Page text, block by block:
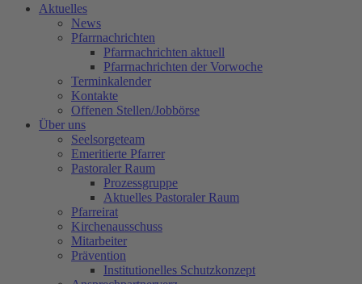
Aktuelles
News
Pfarrnachrichten
Pfarrnachrichten aktuell
Pfarrnachrichten der Vorwoche
Terminkalender
Kontakte
Offenen Stellen/Jobbörse
Über uns
Seelsorgeteam
Emeritierte Pfarrer
Pastoraler Raum
Prozessgruppe
Aktuelles Pastoraler Raum
Pfarreirat
Kirchenausschuss
Mitarbeiter
Prävention
Institutionelles Schutzkonzept